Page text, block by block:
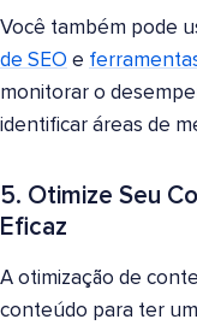
Você também pode
de SEO e
monitorar o
identificar áreas de
5. Otimize Seu
Eficaz
A otimização de
conteúdo para ter